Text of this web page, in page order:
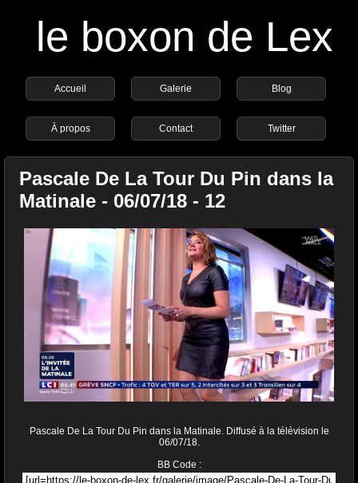
le boxon de Lex
Accueil Galerie Blog
À propos Contact Twitter
Pascale De La Tour Du Pin dans la
Matinale - 06/07/18 - 12
Pascale De La Tour Du Pin dans la Matinale. Diffusé à la télévision le
06/07/18.
BB Code :